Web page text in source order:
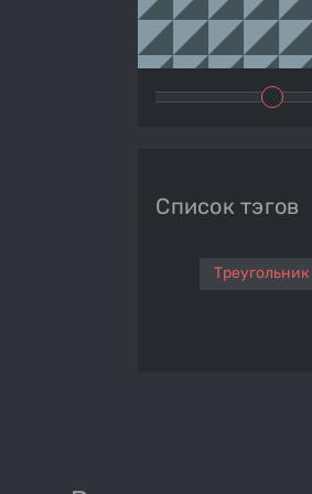
Список тэгов
Треугольник